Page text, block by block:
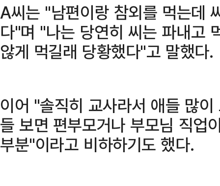
A씨는 "남편이랑 참외를 먹는데
다"며 "나는 당연히 씨는 파내고
않게 먹길래 당황했다"고 말했다.
이어 "솔직히 교사라서 애들 많
들 보면 편부모거나 부모님 직업
부분"이라고 비하하기도 했다.